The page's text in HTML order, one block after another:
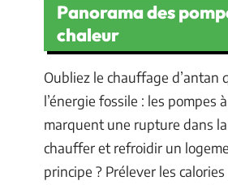
Panorama des
chaleur
Oubliez le chauffage d’antan
l’énergie fossile : les pompes
marquent une rupture dans
chauffer et refroidir un
principe ? Prélever les